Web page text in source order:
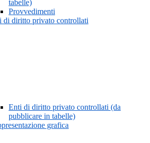
tabelle)
Provvedimenti
di diritto privato controllati
Enti di diritto privato controllati (da
pubblicare in tabelle)
grafica